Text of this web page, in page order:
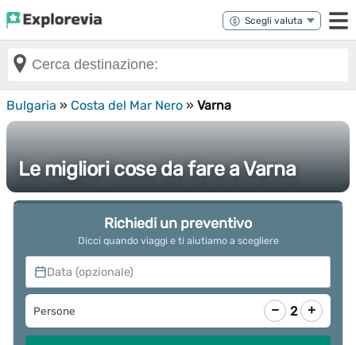
Bulgaria » Costa del Mar Nero » Varna
Le migliori cose da fare a Varna
Richiedi un preventivo
Dicci quando viaggi e ti aiutiamo a scegliere
Data (opzionale)
Persone − 2 +